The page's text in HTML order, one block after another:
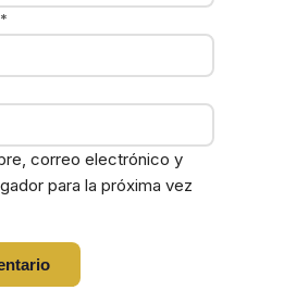
*
correo electrónico y
para la próxima vez